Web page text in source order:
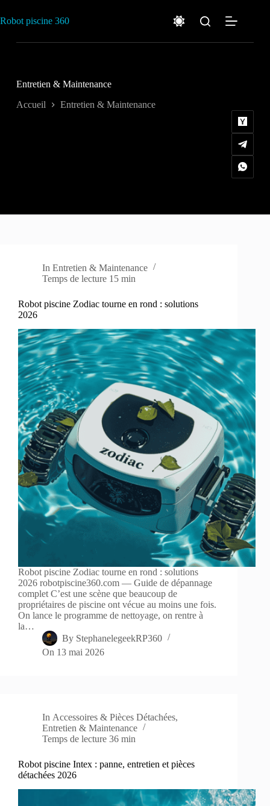
au
contenu
Robot piscine 360
Entretien & Maintenance
Accueil Entretien & Maintenance
In Entretien & Maintenance
Temps de lecture 15 min
Robot piscine Zodiac tourne en rond : solutions
2026
Robot piscine Zodiac tourne en rond : solutions
2026 robotpiscine360.com — Guide de dépannage
complet C’est une scène que beaucoup de
propriétaires de piscine ont vécue au moins une fois.
On lance le programme de nettoyage, on rentre à
la…
By StephanelegeekRP360
On 13 mai 2026
In Accessoires & Pièces Détachées,
Entretien & Maintenance
Temps de lecture 36 min
Robot piscine Intex : panne, entretien et pièces
détachées 2026